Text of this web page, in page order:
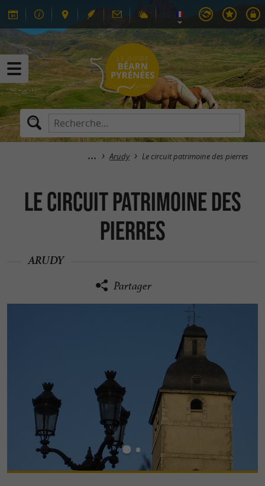
Arudy Le circuit patrimoine des pierres
Le circuit patrimoine des
pierres
ARUDY
Partager